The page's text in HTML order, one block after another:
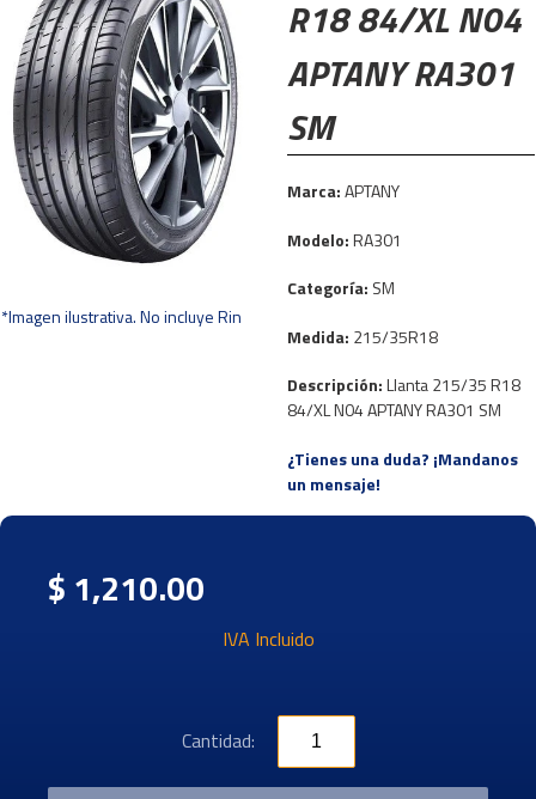
*Imagen ilustrativa. No incluye Rin
R18 84/XL N04
APTANY RA301
SM
Marca:APTANY
Modelo:RA301
Categoría: SM
Medida: 215/35R18
Descripción:Llanta 215/35 R18
84/XL N04 APTANY RA301 SM
¿Tienes una duda? ¡Mandanos
un mensaje!
$ 1,210.00
IVA Incluido
Cantidad: